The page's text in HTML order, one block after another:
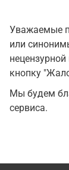
Уважаемые
или
кнопку
Мы будем
сервиса.